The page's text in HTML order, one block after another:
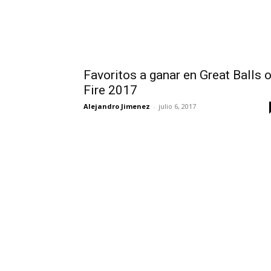
Favoritos a ganar en Great Balls
Fire 2017
Alejandro Jimenez - julio 6, 2017